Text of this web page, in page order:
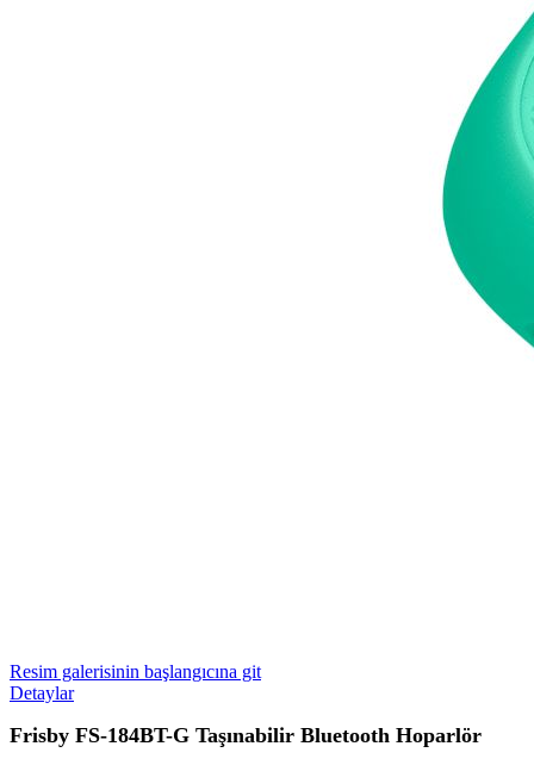
Resim galerisinin başlangıcına git
Detaylar
Frisby FS-184BT-G Taşınabilir Bluetooth Hoparlör